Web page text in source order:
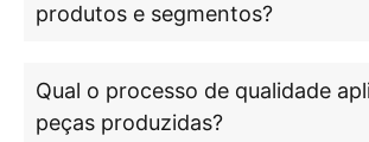
produtos e segmentos?
Qual o processo de qualidade
peças produzidas?